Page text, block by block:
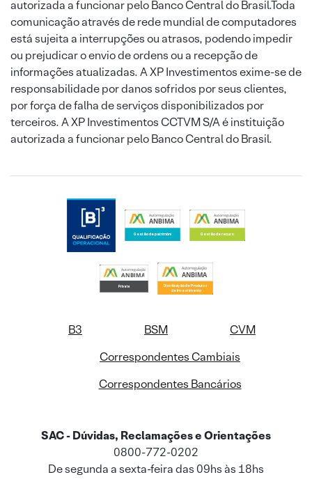
autorizada a funcionar pelo Banco Central do Brasil.Toda
comunicação através de rede mundial de computadores
está sujeita a interrupções ou atrasos, podendo impedir
ou prejudicar o envio de ordens ou a recepção de
informações atualizadas. A XP Investimentos exime-se de
responsabilidade por danos sofridos por seus clientes,
por força de falha de serviços disponibilizados por
terceiros. A XP Investimentos CCTVM S/A é instituição
autorizada a funcionar pelo Banco Central do Brasil.
B3 BSM
CVM
Correspondentes Cambiais
Correspondentes Bancários
SAC - Dúvidas, Reclamações e Orientações
0800-772-0202
De segunda a sexta-feira das 09hs às 18hs